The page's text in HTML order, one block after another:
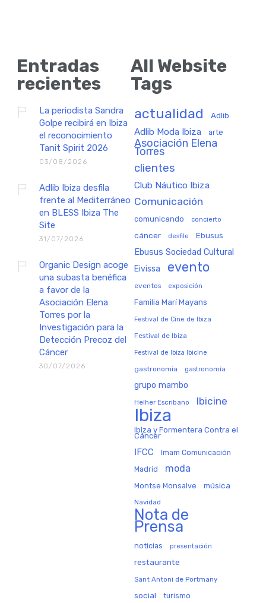
Entradas
recientes
La periodista Sandra
Golpe recibirá en Ibiza
el reconocimiento
Tanit Spirit 2026
03/08/2026
Adlib Ibiza desfila
frente al Mediterráneo
en BLESS Ibiza The
Site
31/07/2026
Organic Design acoge
una subasta benéfica
a favor de la
Asociación Elena
Torres por la
Investigación para la
Detección Precoz del
Cáncer
30/07/2026
All Website
Tags
actualidad Adlib
Adlib Moda Ibiza arte
Asociación Elena
Torres
clientes
Club Náutico Ibiza
Comunicación
comunicando concierto
cáncer desfile Ebusus
Ebusus Sociedad Cultural
Eivissa evento
eventos exposición
Familia Marí Mayans
Festival de Cine de Ibiza
Festival de Ibiza
Festival de Ibiza Ibicine
gastronomia gastronomía
grupo mambo
Helher Escribano Ibicine
Ibiza
Ibiza y Formentera Contra el
Cáncer
IFCC Imam Comunicación
Madrid moda
Montse Monsalve música
Navidad
Nota de
Prensa
noticias presentación
restaurante
Sant Antoni de Portmany
social turismo